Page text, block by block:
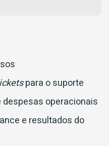
para o suporte
operacionais
e resultados do